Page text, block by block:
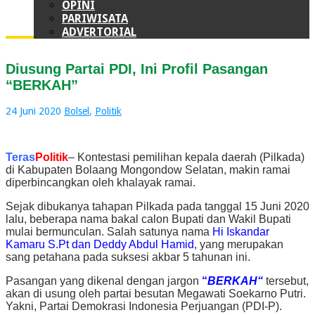
OPINI
PARIWISATA
ADVERTORIAL
Diusung Partai PDI, Ini Profil Pasangan
“BERKAH”
24 Juni 2020 Bolsel , Politik
TerasPolitik– Kontestasi pemilihan kepala daerah (Pilkada)
di Kabupaten Bolaang Mongondow Selatan, makin ramai
diperbincangkan oleh khalayak ramai.
Sejak dibukanya tahapan Pilkada pada tanggal 15 Juni 2020
lalu, beberapa nama bakal calon Bupati dan Wakil Bupati
mulai bermunculan. Salah satunya nama Hi Iskandar
Kamaru S.Pt dan Deddy Abdul Hamid, yang merupakan
sang petahana pada suksesi akbar 5 tahunan ini.
Pasangan yang dikenal dengan jargon “BERKAH“ tersebut,
akan di usung oleh partai besutan Megawati Soekarno Putri.
Yakni, Partai Demokrasi Indonesia Perjuangan (PDI-P).